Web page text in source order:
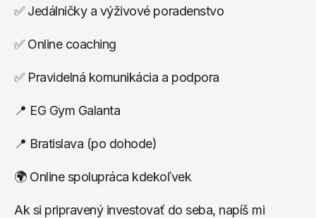
✅ Jedálničky a výživové poradenstvo
✅ Online coaching
✅ Pravidelná komunikácia a podpora
📍 EG Gym Galanta
📍 Bratislava (po dohode)
🌍 Online spolupráca kdekoľvek
Ak si pripravený investovať do seba, napíš mi